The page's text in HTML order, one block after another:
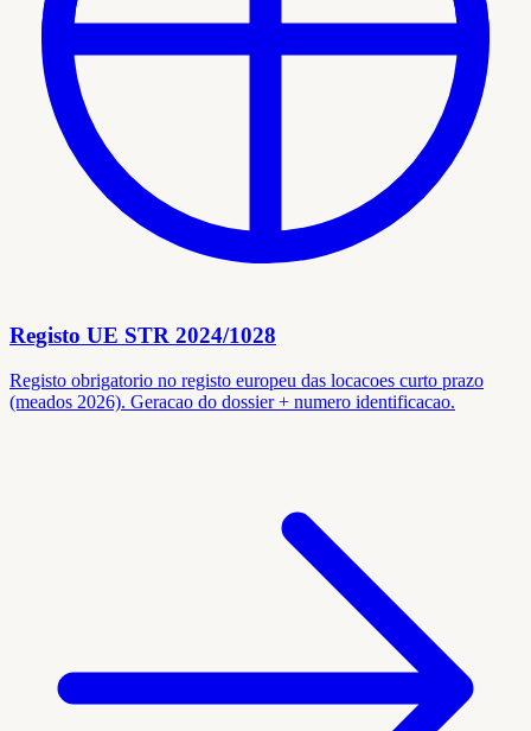
Registo UE STR 2024/1028
Registo obrigatorio no registo europeu das locacoes curto prazo
(meados 2026). Geracao do dossier + numero identificacao.